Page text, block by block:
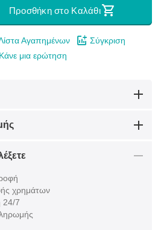
Προσθήκη στο Καλάθι
Αγαπημένων
Σύγκριση
Κάνε μια ερώτηση
χρημάτων
24/7